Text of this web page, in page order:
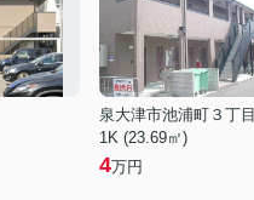
泉大津市池浦町３丁目
1K (23.69㎡)
4万円